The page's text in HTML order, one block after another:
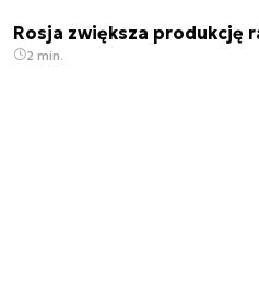
Rosja zwiększa produkcję
2 min.